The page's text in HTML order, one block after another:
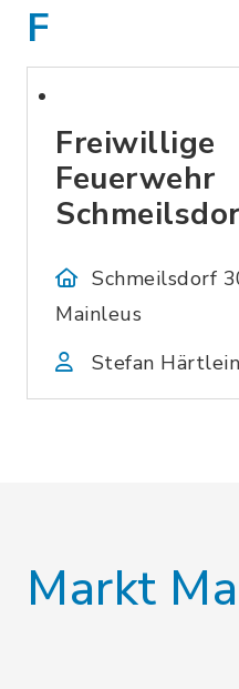
F
Freiwillige
Feuerwehr
Schmeilsdorf
Mainleus
Stefan Härtlein
Markt